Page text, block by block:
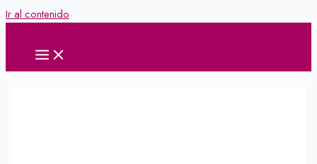
Ir al contenido